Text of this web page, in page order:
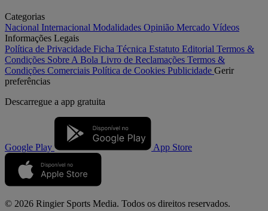
Categorias
Nacional Internacional Modalidades Opinião Mercado Vídeos
Informações Legais
Política de Privacidade Ficha Técnica Estatuto Editorial Termos &
Condições Sobre A Bola Livro de Reclamações Termos &
Condições Comerciais Política de Cookies Publicidade Gerir
preferências
Descarregue a app gratuita
Google Play App Store
© 2026 Ringier Sports Media. Todos os direitos reservados.